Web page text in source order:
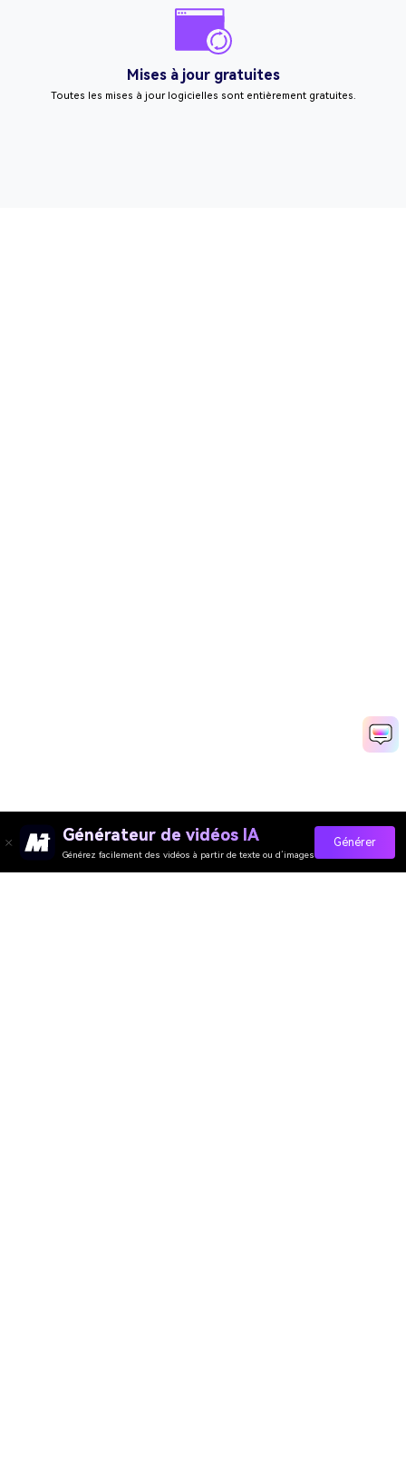
Mises à jour gratuites
Toutes les mises à jour logicielles sont entièrement gratuites.
Générateur de vidéos IA
Générez facilement des vidéos à partir de texte ou d’images
Générer